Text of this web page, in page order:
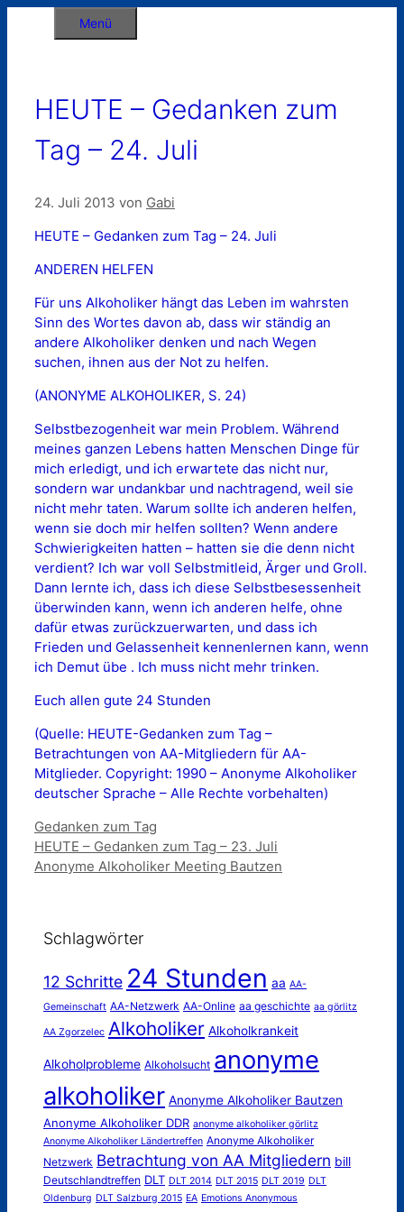
Menü
HEUTE – Gedanken zum
Tag – 24. Juli
24. Juli 2013 von Gabi
HEUTE – Gedanken zum Tag – 24. Juli
ANDEREN HELFEN
Für uns Alkoholiker hängt das Leben im wahrsten
Sinn des Wortes davon ab, dass wir ständig an
andere Alkoholiker denken und nach Wegen
suchen, ihnen aus der Not zu helfen.
(ANONYME ALKOHOLIKER, S. 24)
Selbstbezogenheit war mein Problem. Während
meines ganzen Lebens hatten Menschen Dinge für
mich erledigt, und ich erwartete das nicht nur,
sondern war undankbar und nachtragend, weil sie
nicht mehr taten. Warum sollte ich anderen helfen,
wenn sie doch mir helfen sollten? Wenn andere
Schwierigkeiten hatten – hatten sie die denn nicht
verdient? Ich war voll Selbstmitleid, Ärger und Groll.
Dann lernte ich, dass ich diese Selbstbesessenheit
überwinden kann, wenn ich anderen helfe, ohne
dafür etwas zurückzuerwarten, und dass ich
Frieden und Gelassenheit kennenlernen kann, wenn
ich Demut übe . Ich muss nicht mehr trinken.
Euch allen gute 24 Stunden
(Quelle: HEUTE-Gedanken zum Tag –
Betrachtungen von AA-Mitgliedern für AA-
Mitglieder. Copyright: 1990 – Anonyme Alkoholiker
deutscher Sprache – Alle Rechte vorbehalten)
Kategorien
Gedanken zum Tag
HEUTE – Gedanken zum Tag – 23. Juli
Anonyme Alkoholiker Meeting Bautzen
Schlagwörter
12 Schritte 24 Stunden aa AA-
Gemeinschaft AA-Netzwerk AA-Online aa geschichte aa görlitz
AA Zgorzelec Alkoholiker Alkoholkrankeit
Alkoholprobleme Alkoholsucht anonyme
alkoholiker Anonyme Alkoholiker Bautzen
Anonyme Alkoholiker DDR anonyme alkoholiker görlitz
Anonyme Alkoholiker Ländertreffen Anonyme Alkoholiker
Netzwerk Betrachtung von AA Mitgliedern bill
Deutschlandtreffen DLT DLT 2014 DLT 2015 DLT 2019 DLT
Oldenburg DLT Salzburg 2015 EA Emotions Anonymous